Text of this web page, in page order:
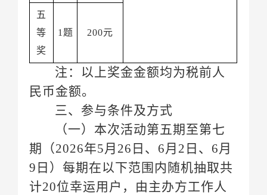
奖
1题 200元
民币金额。
三、参与条件及方式
（一）
期（
9日）
计